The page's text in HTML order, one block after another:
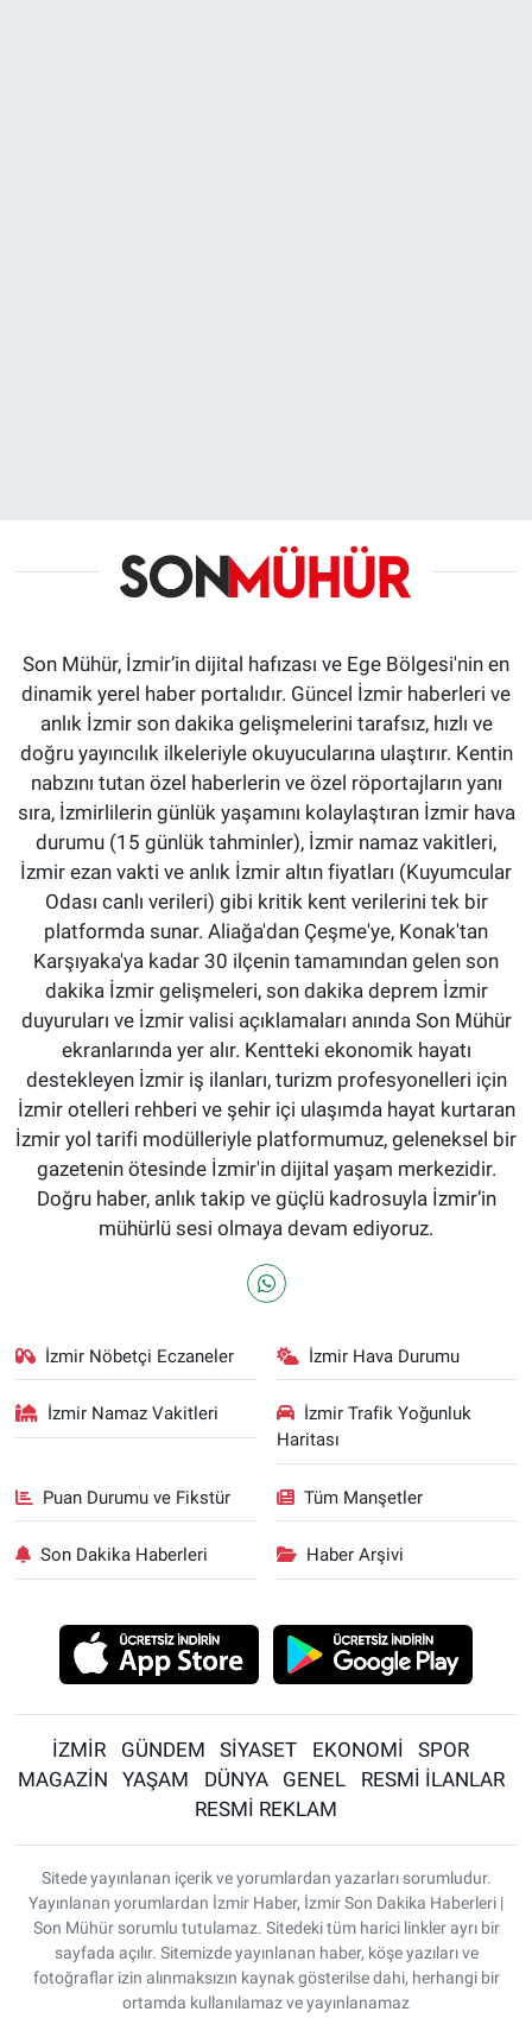
Son Mühür, İzmir’in dijital hafızası ve Ege Bölgesi'nin en
dinamik yerel haber portalıdır. Güncel İzmir haberleri ve
anlık İzmir son dakika gelişmelerini tarafsız, hızlı ve
doğru yayıncılık ilkeleriyle okuyucularına ulaştırır. Kentin
nabzını tutan özel haberlerin ve özel röportajların yanı
sıra, İzmirlilerin günlük yaşamını kolaylaştıran İzmir hava
durumu (15 günlük tahminler), İzmir namaz vakitleri,
İzmir ezan vakti ve anlık İzmir altın fiyatları (Kuyumcular
Odası canlı verileri) gibi kritik kent verilerini tek bir
platformda sunar. Aliağa'dan Çeşme'ye, Konak'tan
Karşıyaka'ya kadar 30 ilçenin tamamından gelen son
dakika İzmir gelişmeleri, son dakika deprem İzmir
duyuruları ve İzmir valisi açıklamaları anında Son Mühür
ekranlarında yer alır. Kentteki ekonomik hayatı
destekleyen İzmir iş ilanları, turizm profesyonelleri için
İzmir otelleri rehberi ve şehir içi ulaşımda hayat kurtaran
İzmir yol tarifi modülleriyle platformumuz, geleneksel bir
gazetenin ötesinde İzmir'in dijital yaşam merkezidir.
Doğru haber, anlık takip ve güçlü kadrosuyla İzmir’in
mühürlü sesi olmaya devam ediyoruz.
İzmir Nöbetçi Eczaneler İzmir Hava Durumu
İzmir Namaz Vakitleri
İzmir Trafik Yoğunluk
Haritası
Puan Durumu ve Fikstür Tüm Manşetler
Son Dakika Haberleri Haber Arşivi
İZMİR GÜNDEM SİYASET EKONOMİ
SPOR
MAGAZİN
YAŞAM DÜNYA GENEL
RESMİ İLANLAR
RESMİ REKLAM
Sitede yayınlanan içerik ve yorumlardan yazarları sorumludur.
Yayınlanan yorumlardan İzmir Haber, İzmir Son Dakika Haberleri |
Son Mühür sorumlu tutulamaz. Sitedeki tüm harici linkler ayrı bir
sayfada açılır. Sitemizde yayınlanan haber, köşe yazıları ve
fotoğraflar izin alınmaksızın kaynak gösterilse dahi, herhangi bir
ortamda kullanılamaz ve yayınlanamaz